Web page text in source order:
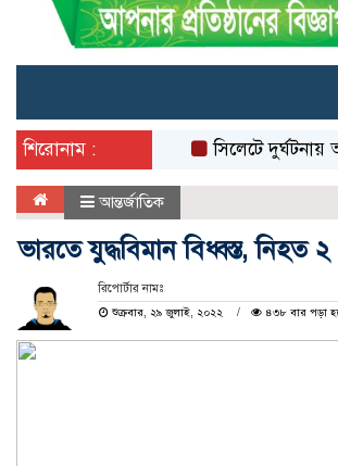
শিরোনাম :
সিলেটে দুর্ঘটনায়
আন্তর্জাতিক
ভারতে যুদ্ধবিমান বিধ্বস্ত, নিহত ২
রিপোর্টার নামঃ
শুক্রবার, ২৯ জুলাই, ২০২২
৪৩৮ বার পড়া